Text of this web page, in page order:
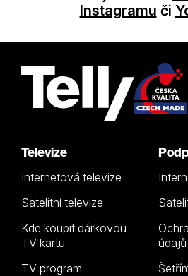
Instagramu či
Televize
Internetová televize
Satelitní televize
Kde koupit dárkovou
TV kartu
TV program
údajů